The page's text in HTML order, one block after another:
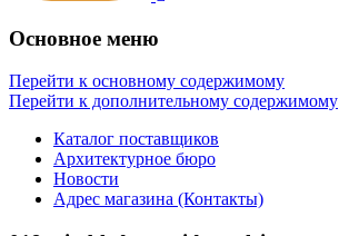
Основное меню
Перейти к основному содержимому
Перейти к дополнительному содержимому
Каталог поставщиков
Архитектурное бюро
Новости
Адрес магазина (Контакты)